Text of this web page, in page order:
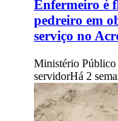
Enfermeiro é
pedreiro em
serviço no
Ministério Público
servidorHá 2